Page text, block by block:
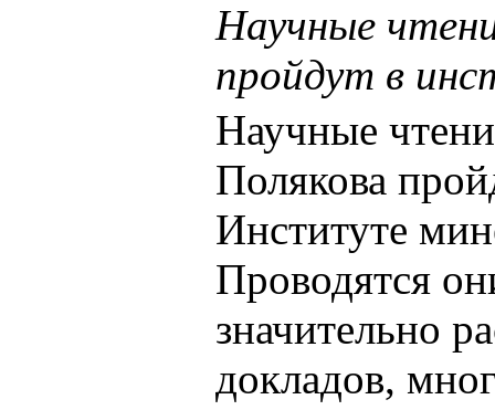
Научные
пройдут в
Научные
Полякова
Институте
Проводятся
значительно
докладов,